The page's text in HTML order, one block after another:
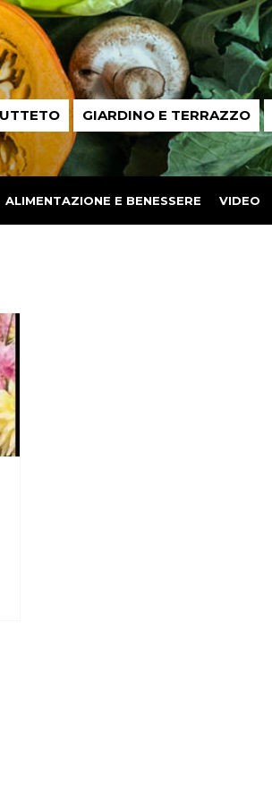
GIARDINO E TERRAZZO
ALIMENTAZIONE E BENESSERE VIDEO